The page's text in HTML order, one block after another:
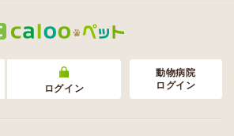
ログイン
動物病院
ログイン